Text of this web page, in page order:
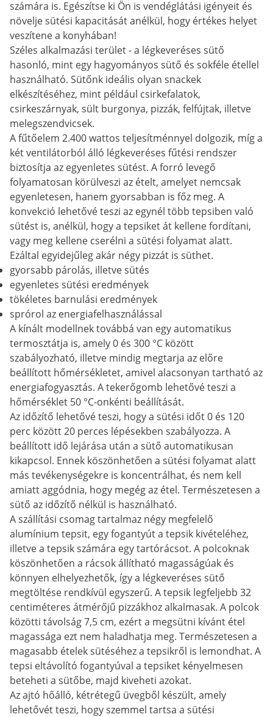
számára is. Egészítse ki Ön is vendéglátási igényeit és
növelje sütési kapacitását anélkül, hogy értékes helyet
veszítene a konyhában!
Széles alkalmazási terület - a légkeveréses sütő
hasonló, mint egy hagyományos sütő és sokféle étellel
használható. Sütőnk ideális olyan snackek
elkészítéséhez, mint például csirkefalatok,
csirkeszárnyak, sült burgonya, pizzák, felfújtak, illetve
melegszendvicsek.
A fűtőelem 2.400 wattos teljesítménnyel dolgozik, míg a
két ventilátorból álló légkeveréses fűtési rendszer
biztosítja az egyenletes sütést. A forró levegő
folyamatosan körülveszi az ételt, amelyet nemcsak
egyenletesen, hanem gyorsabban is főz meg. A
konvekció lehetővé teszi az egynél több tepsiben való
sütést is, anélkül, hogy a tepsiket át kellene fordítani,
vagy meg kellene cserélni a sütési folyamat alatt.
Ezáltal egyidejűleg akár négy pizzát is süthet.
gyorsabb párolás, illetve sütés
egyenletes sütési eredmények
tökéletes barnulási eredmények
sprórol az energiafelhasználással
A kínált modellnek továbbá van egy automatikus
termosztátja is, amely 0 és 300 °C között
szabályozható, illetve mindig megtarja az előre
beállított hőmérsékletet, amivel alacsonyan tartható az
energiafogyasztás. A tekerőgomb lehetővé teszi a
hőmérséklet 50 °C-onkénti beállítását.
Az időzítő lehetővé teszi, hogy a sütési időt 0 és 120
perc között 20 perces lépésekben szabályozza. A
beállított idő lejárása után a sütő automatikusan
kikapcsol. Ennek köszönhetően a sütési folyamat alatt
más tevékenységekre is koncentrálhat, és nem kell
amiatt aggódnia, hogy megég az étel. Természetesen a
sütő az időzítő nélkül is használható.
A szállítási csomag tartalmaz négy megfelelő
alumínium tepsit, egy fogantyút a tepsik kivételéhez,
illetve a tepsik számára egy tartórácsot. A polcoknak
köszönhetően a rácsok állítható magasságúak és
könnyen elhelyezhetők, így a légkeveréses sütő
megtöltése rendkívül egyszerű. A tepsik legfeljebb 32
centiméteres átmérőjű pizzákhoz alkalmasak. A polcok
közötti távolság 7,5 cm, ezért a megsütni kívánt étel
magassága ezt nem haladhatja meg. Természetesen a
magasabb ételek sütéséhez a tepsikről is lemondhat. A
tepsi eltávolító fogantyúval a tepsiket kényelmesen
beteheti a sütőbe, majd kiveheti azokat.
Az ajtó hőálló, kétrétegű üvegből készült, amely
lehetővét teszi, hogy szemmel tartsa a sütési